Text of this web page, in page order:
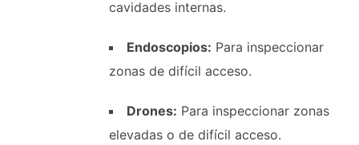
cavidades internas.
Endoscopios: Para inspeccionar
zonas de difícil acceso.
Drones: Para inspeccionar zonas
elevadas o de difícil acceso.